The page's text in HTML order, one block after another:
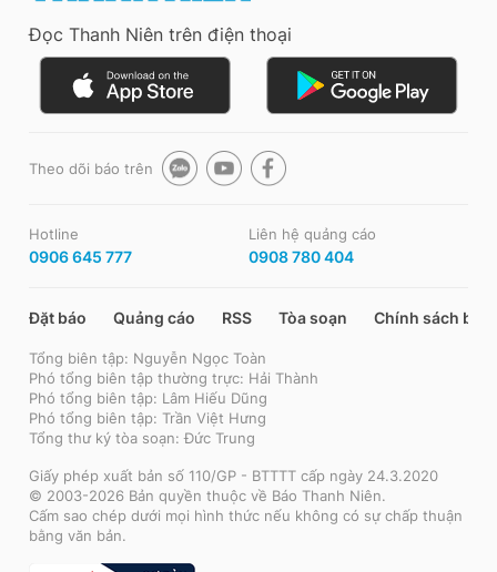
Đọc Thanh Niên trên điện thoại
Theo dõi báo trên
Hotline
0906 645 777
Liên hệ quảng cáo
0908 780 404
Đặt báo Quảng cáo RSS Tòa soạn Chính sách bảo
Tổng biên tập: Nguyễn Ngọc Toàn
Phó tổng biên tập thường trực: Hải Thành
Phó tổng biên tập: Lâm Hiếu Dũng
Phó tổng biên tập: Trần Việt Hưng
Tổng thư ký tòa soạn: Đức Trung
Giấy phép xuất bản số 110/GP - BTTTT cấp ngày 24.3.2020
© 2003-2026 Bản quyền thuộc về Báo Thanh Niên.
Cấm sao chép dưới mọi hình thức nếu không có sự chấp thuận
bằng văn bản.